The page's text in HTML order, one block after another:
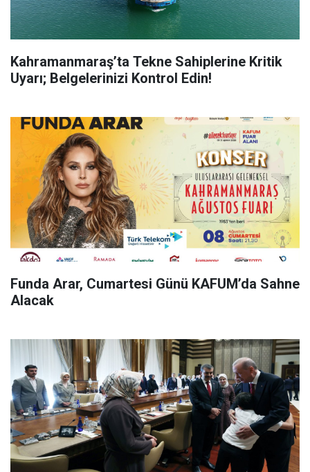
Kahramanmaraş’ta Tekne Sahiplerine Kritik
Uyarı; Belgelerinizi Kontrol Edin!
Funda Arar, Cumartesi Günü KAFUM’da Sahne
Alacak